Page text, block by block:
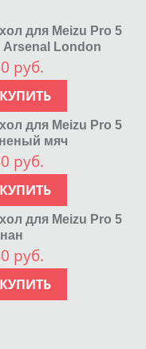
для Meizu Pro 5
Arsenal London
руб.
КУПИТЬ
для Meizu Pro 5
мяч
руб.
КУПИТЬ
для Meizu Pro 5
руб.
КУПИТЬ